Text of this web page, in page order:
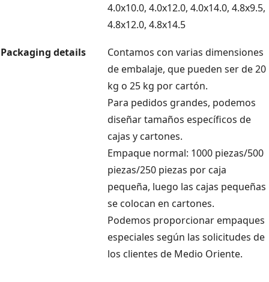
4.0x10.0, 4.0x12.0, 4.0x14.0, 4.8x9.5,
4.8x12.0, 4.8x14.5
Packaging details
Contamos con varias dimensiones
de embalaje, que pueden ser de 20
kg o 25 kg por cartón.
Para pedidos grandes, podemos
diseñar tamaños específicos de
cajas y cartones.
Empaque normal: 1000 piezas/500
piezas/250 piezas por caja
pequeña, luego las cajas pequeñas
se colocan en cartones.
Podemos proporcionar empaques
especiales según las solicitudes de
los clientes de Medio Oriente.